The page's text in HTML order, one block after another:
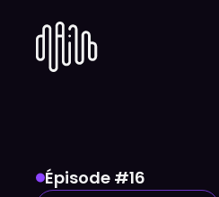
Épisode #16